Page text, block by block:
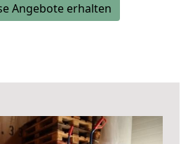
Angebote erhalten